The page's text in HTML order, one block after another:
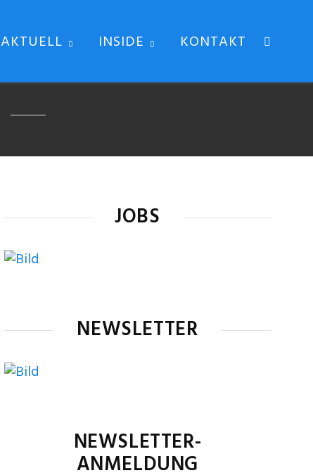
AKTUELL INSIDE KONTAKT
JOBS
NEWSLETTER
NEWSLETTER-
ANMELDUNG